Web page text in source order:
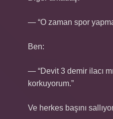
— “O zaman spor
Ben:
— “Devit 3 demir ilacı
korkuyorum.”
Ve herkes başını